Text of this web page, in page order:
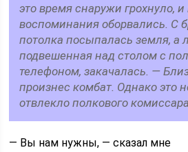
это время снаружи грохнуло,
воспоминания оборвались. С
потолка посыпалась земля, а
подвешенная над столом с
телефоном, закачалась. —
произнес комбат. Однако это
отвлекло полкового
— Вы нам нужны, — сказал мне